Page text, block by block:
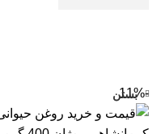
-11% بستن